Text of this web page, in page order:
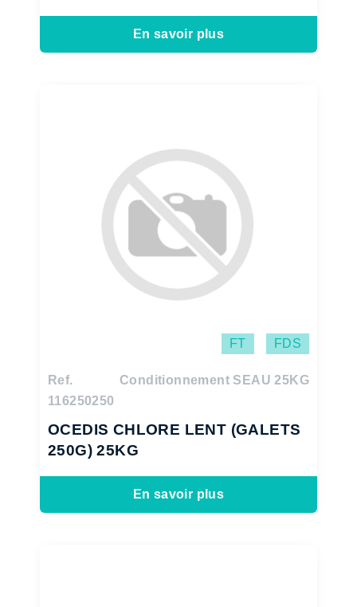
En savoir plus
FT FDS
Ref.
116250250
Conditionnement SEAU 25KG
OCEDIS CHLORE LENT (GALETS
250G) 25KG
En savoir plus